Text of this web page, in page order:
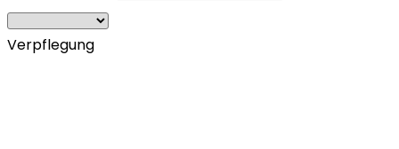
Verpflegung